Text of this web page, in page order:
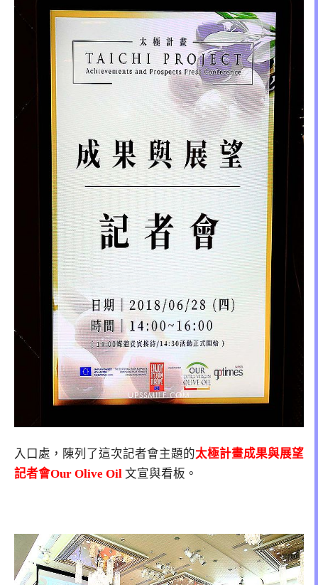
入口處，陳列了這次記者會主題的太極計畫成果與展望
記者會Our Olive Oil 文宣與看板。